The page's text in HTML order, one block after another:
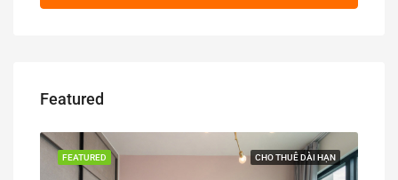
Featured
CHO THUÊ DÀI HẠN
FEATURED